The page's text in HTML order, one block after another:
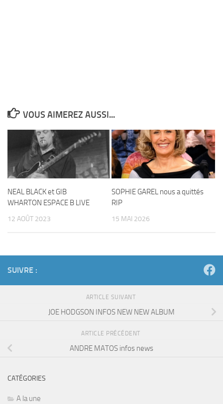
VOUS AIMEREZ AUSSI...
NEAL BLACK et GIB
WHARTON ESPACE B LIVE
12 AOÛT 2023
SOPHIE GAREL nous a quittés
RIP
15 MAI 2026
SUIVRE :
ARTICLE SUIVANT
JOE HODGSON INFOS NEW NEW ALBUM
ARTICLE PRÉCÉDENT
ANDRE MATOS infos news
CATÉGORIES
A la une